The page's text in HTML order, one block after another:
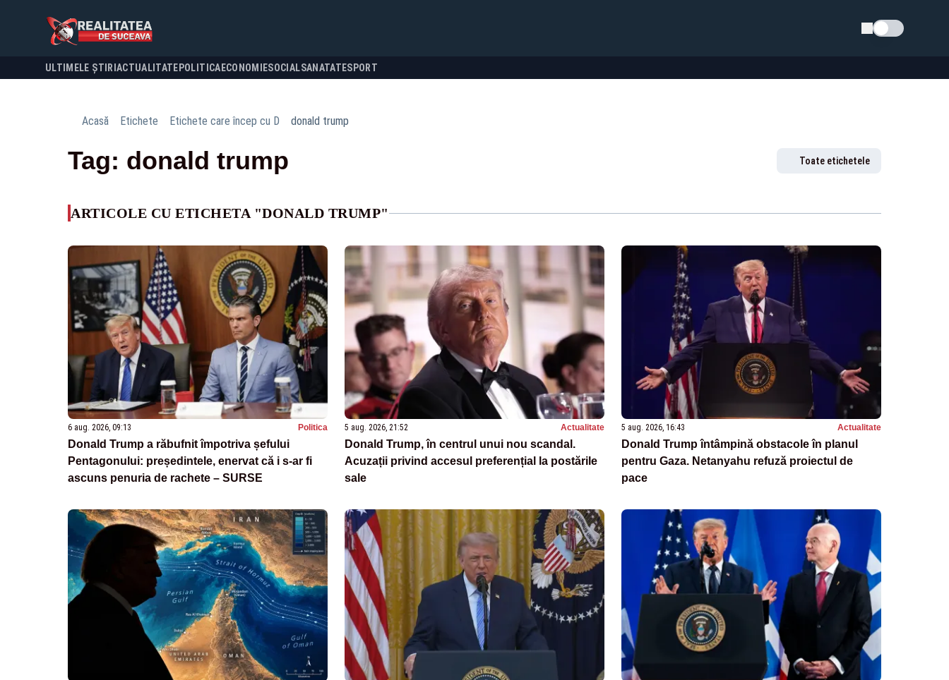
Schimba tema
ULTIMELE ȘTIRI ACTUALITATE POLITICA ECONOMIESOCIALSANATATESPORT
Acasă Etichete Etichete care încep cu D donald trump
Tag: donald trump Toate etichetele
ARTICOLE CU ETICHETA "DONALD TRUMP"
6 aug. 2026, 09:13 Politica
Donald Trump a răbufnit împotriva șefului
Pentagonului: președintele, enervat că i s-ar fi
ascuns penuria de rachete – SURSE
5 aug. 2026, 21:52 Actualitate
Donald Trump, în centrul unui nou scandal.
Acuzații privind accesul preferențial la postările
sale
5 aug. 2026, 16:43 Actualitate
Donald Trump întâmpină obstacole în planul
pentru Gaza. Netanyahu refuză proiectul de
pace